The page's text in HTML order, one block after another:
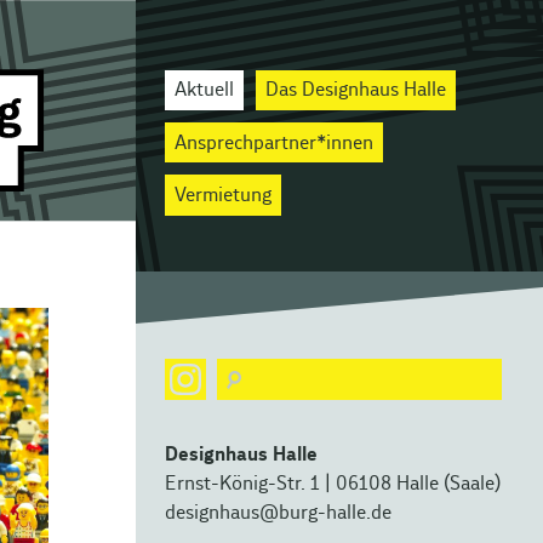
Aktuell Das Designhaus Halle
Ansprechpartner*innen
Vermietung
Designhaus Halle
Ernst-König-Str. 1 | 06108 Halle (Saale)
designhaus@burg-halle.de